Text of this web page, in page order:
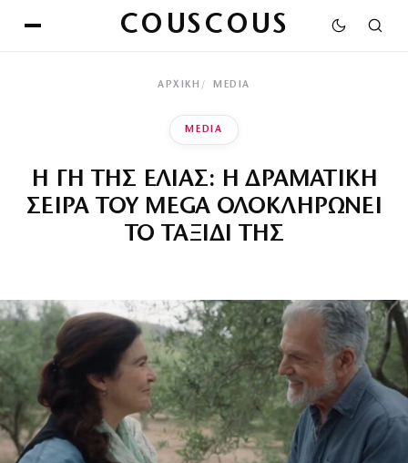
COUSCOUS
ΑΡΧΙΚΉ MEDIA
MEDIA
Η ΓΗ ΤΗΣ ΕΛΙΑΣ: Η ΔΡΑΜΑΤΙΚΗ
ΣΕΙΡΑ ΤΟΥ MEGA ΟΛΟΚΛΗΡΩΝΕΙ
ΤΟ ΤΑΞΙΔΙ ΤΗΣ